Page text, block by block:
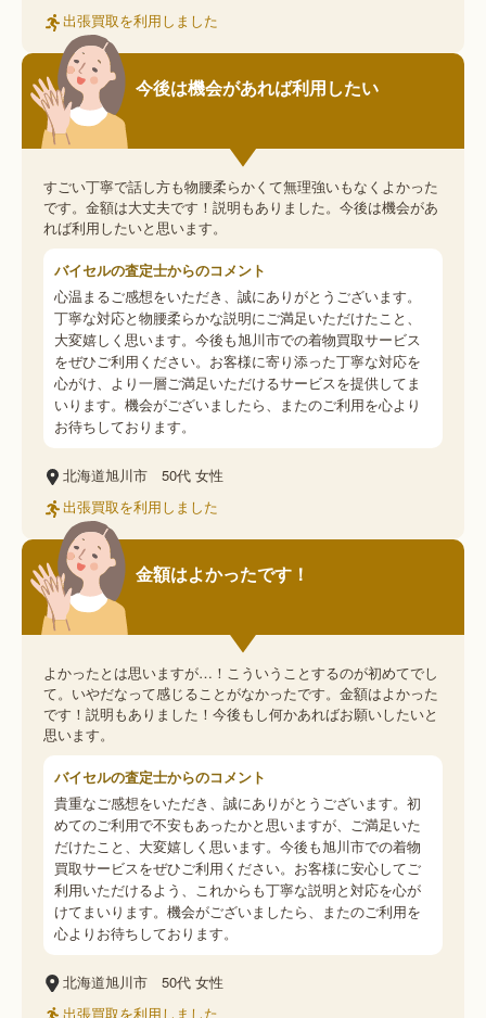
出張買取を利用しました
今後は機会があれば利用したい
すごい丁寧で話し方も物腰柔らかくて無理強いもなくよかった
です。金額は大丈夫です！説明もありました。今後は機会があ
れば利用したいと思います。
バイセルの査定士からのコメント
心温まるご感想をいただき、誠にありがとうございます。
丁寧な対応と物腰柔らかな説明にご満足いただけたこと、
大変嬉しく思います。今後も旭川市での着物買取サービス
をぜひご利用ください。お客様に寄り添った丁寧な対応を
心がけ、より一層ご満足いただけるサービスを提供してま
いります。機会がございましたら、またのご利用を心より
お待ちしております。
北海道旭川市 50代 女性
出張買取を利用しました
金額はよかったです！
よかったとは思いますが…！こういうことするのが初めてでし
て。いやだなって感じることがなかったです。金額はよかった
です！説明もありました！今後もし何かあればお願いしたいと
思います。
バイセルの査定士からのコメント
貴重なご感想をいただき、誠にありがとうございます。初
めてのご利用で不安もあったかと思いますが、ご満足いた
だけたこと、大変嬉しく思います。今後も旭川市での着物
買取サービスをぜひご利用ください。お客様に安心してご
利用いただけるよう、これからも丁寧な説明と対応を心が
けてまいります。機会がございましたら、またのご利用を
心よりお待ちしております。
北海道旭川市 50代 女性
出張買取を利用しました